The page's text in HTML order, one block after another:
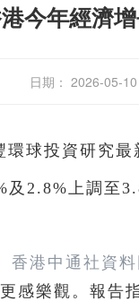
今年經濟
日期： 2026-05-10
球投資研究
2.8%上調至
香港中通社資料
感樂觀。報告